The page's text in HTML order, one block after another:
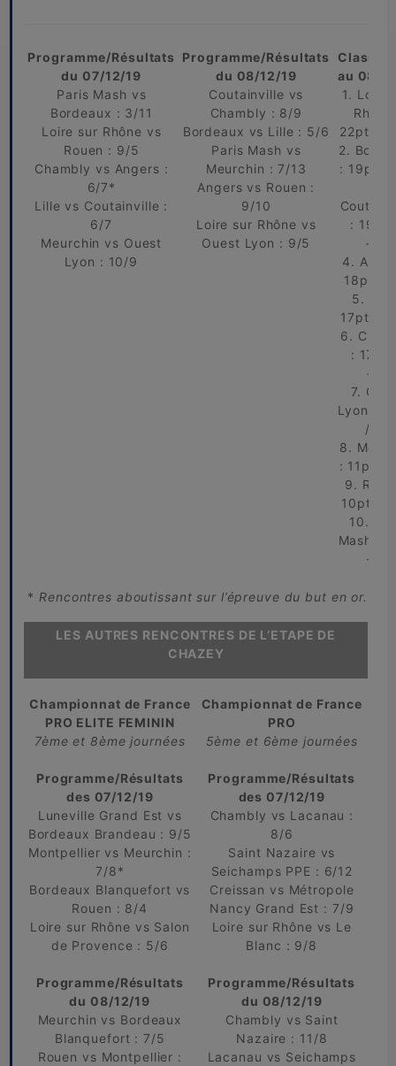
Programme/Résultats
du 07/12/19
Paris Mash vs
Bordeaux : 3/11
Loire sur Rhône vs
Rouen : 9/5
Chambly vs Angers :
6/7*
Lille vs Coutainville :
6/7
Meurchin vs Ouest
Lyon : 10/9
Programme/Résultats
du 08/12/19
Coutainville vs
Chambly : 8/9
Bordeaux vs Lille : 5/6
Paris Mash vs
Meurchin : 7/13
Angers vs Rouen :
9/10
Loire sur Rhône vs
Ouest Lyon : 9/5
au 08/
1. Loire
22pts /
2.
: 19pts
:
+19
4.
18pts /
5.
17pts /
6.
:
+12
7.
Lyon :
/ +1
8.
: 11pts /
9.
10pts /
10.
Mash :
-57
* Rencontres aboutissant sur l’épreuve du but en or.
LES AUTRES RENCONTRES DE L’ETAPE DE
CHAZEY
Championnat de France
PRO ELITE FEMININ
7ème et 8ème journées
Programme/Résultats
des 07/12/19
Luneville Grand Est vs
Bordeaux Brandeau : 9/5
Montpellier vs Meurchin :
7/8*
Bordeaux Blanquefort vs
Rouen : 8/4
Loire sur Rhône vs Salon
de Provence : 5/6
Programme/Résultats
du 08/12/19
Meurchin vs Bordeaux
Blanquefort : 7/5
Rouen vs Montpellier :
Championnat de France
PRO
5ème et 6ème journées
Programme/Résultats
des 07/12/19
Chambly vs Lacanau :
8/6
Saint Nazaire vs
Seichamps PPE : 6/12
Creissan vs Métropole
Nancy Grand Est : 7/9
Loire sur Rhône vs Le
Blanc : 9/8
Programme/Résultats
du 08/12/19
Chambly vs Saint
Nazaire : 11/8
Lacanau vs Seichamps